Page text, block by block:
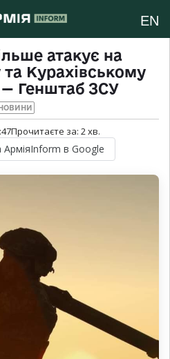
EN
атакує на
Курахівському
Генштаб ЗСУ
НОВИНИ
Прочитаєте за: 2хв.
АрміяInform в Google